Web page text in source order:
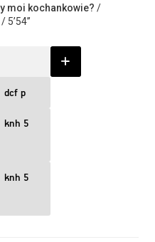
moi kochankowie? /
dcf p
knh 5
knh 5